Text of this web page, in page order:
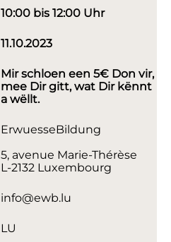
10:00 bis 12:00 Uhr
11.10.2023
Mir schloen een 5€ Don vir,
mee Dir gitt, wat Dir kënnt
a wëllt.
ErwuesseBildung
5, avenue Marie-Thérèse
L-2132 Luxembourg
info@ewb.lu
LU